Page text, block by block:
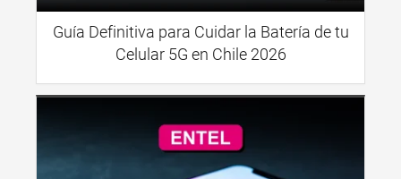
Guía Definitiva para Cuidar la Batería de tu
Celular 5G en Chile 2026